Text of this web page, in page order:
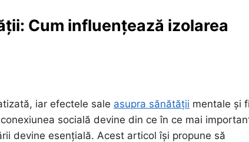
Cum influențează izolarea
iar efectele sale asupra sănătății mentale și
socială devine din ce în ce mai
devine esențială. Acest articol își propune să